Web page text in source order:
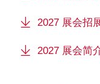
2027 展会招
2027 展会简